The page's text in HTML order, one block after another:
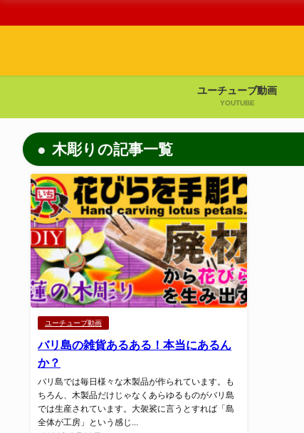
ユーチューブ動画
YOUTUBE
木彫りの記事一覧
ユーチューブ動画
バリ島の雑貨あるある！本当にあるん
か？
バリ島では毎日様々な木製品が作られています。も
ちろん、木製品だけじゃなくあらゆるものがバリ島
では生産されています。大袈裟に言うとすれば「島
全体が工房」という感じ...